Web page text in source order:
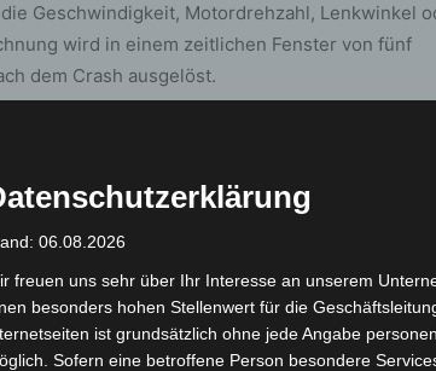
Geschwindigkeit, Motordrehzahl, Lenkwinkel
wird in einem zeitlichen Fenster von fünf
dem Crash ausgelöst.
und verbleiben dort. Mit Hilfe von
oder direkt am Airbag-Steuergerät ausgelesen
Hoheit der Daten aus dem EDR beim Fahrer
strafrechtlichen Verfahren aber zu erfahren,
die Staatsanwaltschaft einen Sachverständigen
als einzige Quelle zur Unfallrekonstruktion
06.08.2026
freuen uns sehr über Ihr Interesse an unserem
besonders hohen Stellenwert für die
ist grundsätzlich ohne jede Angabe
Sofern eine betroffene Person besondere